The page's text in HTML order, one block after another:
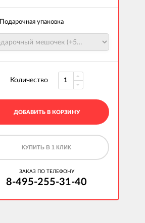
Подарочная упаковка
Количество
ДОБАВИТЬ В КОРЗИНУ
КУПИТЬ В 1 КЛИК
ЗАКАЗ ПО ТЕЛЕФОНУ
8-495-255-31-40